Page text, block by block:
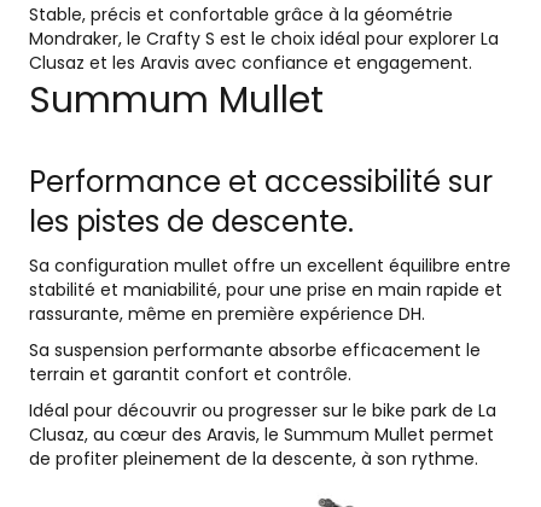
Stable, précis et confortable grâce à la géométrie
Mondraker, le Crafty S est le choix idéal pour explorer La
Clusaz et les Aravis avec confiance et engagement.
Summum Mullet
Performance et accessibilité sur
les pistes de descente.
Sa configuration mullet offre un excellent équilibre entre
stabilité et maniabilité, pour une prise en main rapide et
rassurante, même en première expérience DH.
Sa suspension performante absorbe efficacement le
terrain et garantit confort et contrôle.
Idéal pour découvrir ou progresser sur le bike park de La
Clusaz, au cœur des Aravis, le Summum Mullet permet
de profiter pleinement de la descente, à son rythme.